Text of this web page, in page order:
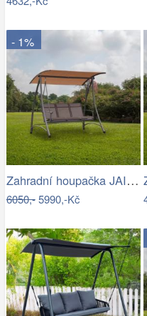
- 1%
Zahradní houpačka JAIRA Tempo Kondela
6050,-5990,-Kč